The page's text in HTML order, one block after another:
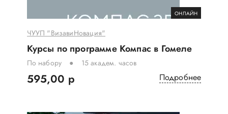
ОНЛАЙН
ЧУУП "ВизавиНовация"
Курсы по программе Компас в Гомеле
По набору 15 академ. часов
595,00 р Подробнее